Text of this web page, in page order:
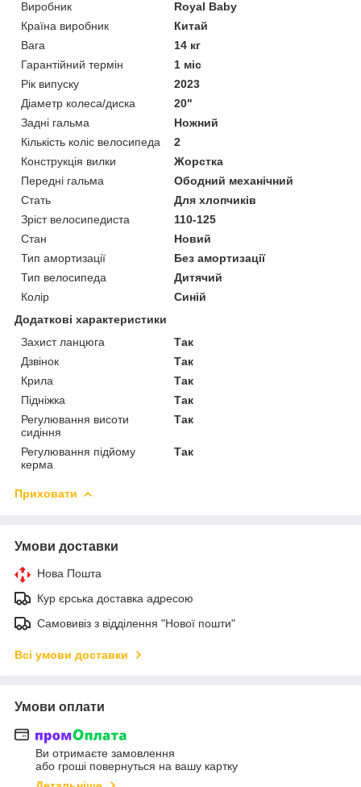
Виробник
Royal Baby
Країна виробник
Китай
Вага
14 кг
Гарантійний термін
1 міс
Рік випуску
2023
Діаметр колеса/диска
20"
Задні гальма
Ножний
Кількість коліс велосипеда
2
Конструкція вилки
Жорстка
Передні гальма
Ободний механічний
Стать
Для хлопчиків
Зріст велосипедиста
110-125
Стан
Новий
Тип амортизації
Без амортизації
Тип велосипеда
Дитячий
Колір
Синій
Додаткові характеристики
Захист ланцюга
Так
Дзвінок
Так
Крила
Так
Підніжка
Так
Регулювання висоти
сидіння
Так
Регулювання підйому
керма
Так
Приховати
Умови доставки
Нова Пошта
Кур єрська доставка адресою
Самовивіз з відділення "Нової пошти"
Всі умови доставки
Умови оплати
Ви отримаєте замовлення
або гроші повернуться на вашу картку